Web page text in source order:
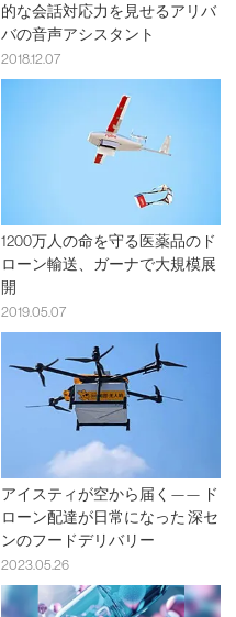
的な会話対応力を見せるアリバ
バの音声アシスタント
2018.12.07
1200万人の命を守る医薬品のド
ローン輸送、ガーナで大規模展
開
2019.05.07
アイスティが空から届く—— ド
ローン配達が日常になった 深セ
ンのフードデリバリー
2023.05.26